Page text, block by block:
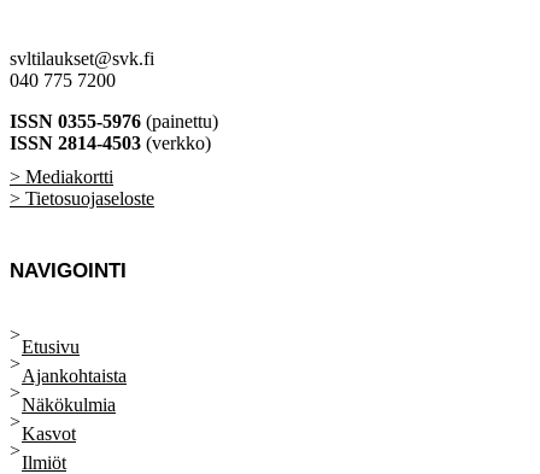
svltilaukset@svk.fi
040 775 7200
ISSN 0355-5976 (painettu)
ISSN 2814-4503 (verkko)
> Mediakortti
> Tietosuojaseloste
NAVIGOINTI
Etusivu
Ajankohtaista
Näkökulmia
Kasvot
Ilmiöt